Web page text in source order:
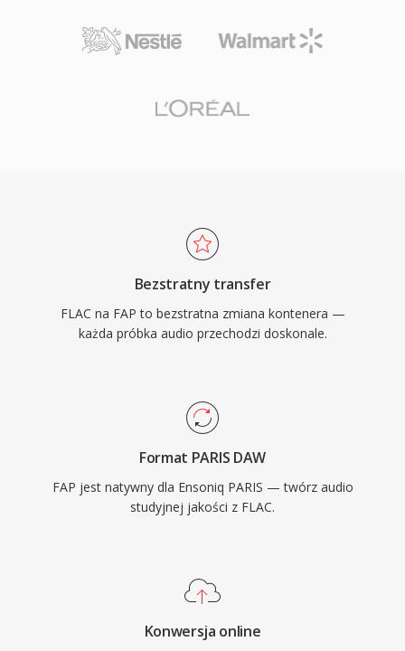
Bezstratny transfer
FLAC na FAP to bezstratna zmiana kontenera —
każda próbka audio przechodzi doskonale.
Format PARIS DAW
FAP jest natywny dla Ensoniq PARIS — twórz audio
studyjnej jakości z FLAC.
Konwersja online